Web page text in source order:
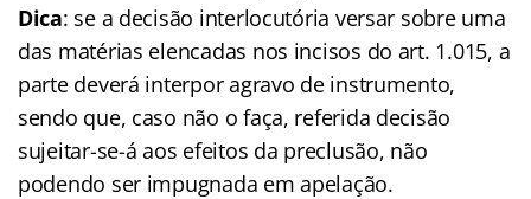
Dica: se a decisão interlocutória versar sobre uma
das matérias elencadas nos incisos do art. 1.015, a
parte deverá interpor agravo de instrumento,
sendo que, caso não o faça, referida decisão
sujeitar-se-á aos efeitos da preclusão, não
podendo ser impugnada em apelação.